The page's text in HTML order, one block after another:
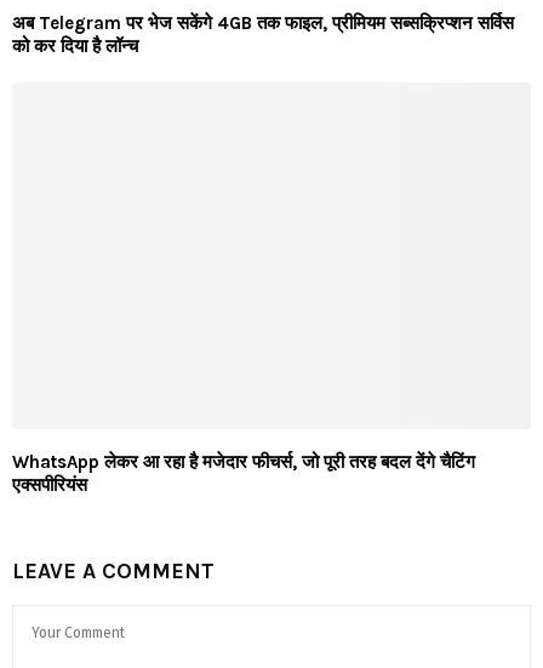
अब Telegram पर भेज सकेंगे 4GB तक फाइल, प्रीमियम सब्सक्रिप्शन सर्विस
को कर दिया है लॉन्च
WhatsApp लेकर आ रहा है मजेदार फीचर्स, जो पूरी तरह बदल देंगे चैटिंग
एक्सपीरियंस
LEAVE A COMMENT